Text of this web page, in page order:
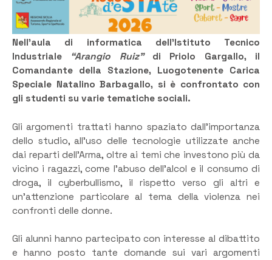
Nell’aula di informatica dell’Istituto Tecnico
Industriale “Arangio Ruiz”di Priolo Gargallo, il
Comandante della Stazione, Luogotenente Carica
Speciale Natalino Barbagallo, si è confrontato con
gli studenti su varie tematiche sociali.
Gli argomenti trattati hanno spaziato dall’importanza
dello studio, all’uso delle tecnologie utilizzate anche
dai reparti dell’Arma, oltre ai temi che investono più da
vicino i ragazzi, come l’abuso dell’alcol e il consumo di
droga, il cyberbullismo, il rispetto verso gli altri e
un’attenzione particolare al tema della violenza nei
confronti delle donne.
Gli alunni hanno partecipato con interesse al dibattito
e hanno posto tante domande sui vari argomenti